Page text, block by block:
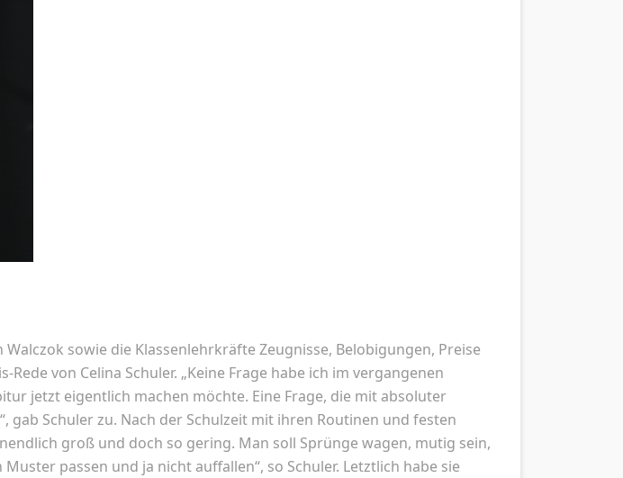
sowie die Klassenlehrkräfte Zeugnisse, Belobigungen, Preise
von Celina Schuler. „Keine Frage habe ich im vergangenen
jetzt eigentlich machen möchte. Eine Frage, die mit absoluter
Schuler zu. Nach der Schulzeit mit ihren Routinen und festen
groß und doch so gering. Man soll Sprünge wagen, mutig sein,
passen und ja nicht auffallen“, so Schuler. Letztlich habe sie